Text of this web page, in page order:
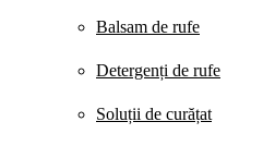
Balsam de rufe
Detergenți de rufe
Soluții de curățat